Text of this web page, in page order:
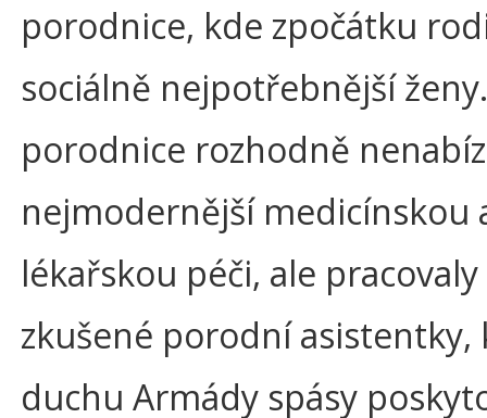
porodnice, kde zpočátku
sociálně nejpotřebnější
porodnice rozhodně
nejmodernější medicínskou
lékařskou péči, ale
zkušené porodní asistentky,
duchu Armády spásy